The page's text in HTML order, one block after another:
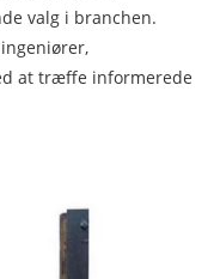
valg i branchen.
at træffe informerede